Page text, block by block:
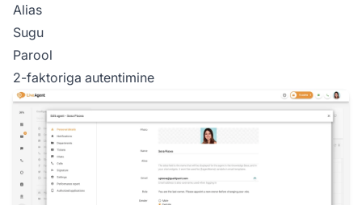
Alias
Sugu
Parool
2-faktoriga autentimine